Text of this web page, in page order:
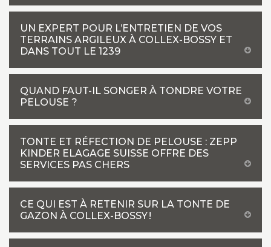
UN EXPERT POUR L’ENTRETIEN DE VOS
TERRAINS ARGILEUX À COLLEX-BOSSY ET
DANS TOUT LE 1239
QUAND FAUT-IL SONGER À TONDRE VOTRE
PELOUSE ?
TONTE ET RÉFECTION DE PELOUSE : ZEPP
KINDER ELAGAGE SUISSE OFFRE DES
SERVICES PAS CHERS
CE QUI EST À RETENIR SUR LA TONTE DE
GAZON À COLLEX-BOSSY !